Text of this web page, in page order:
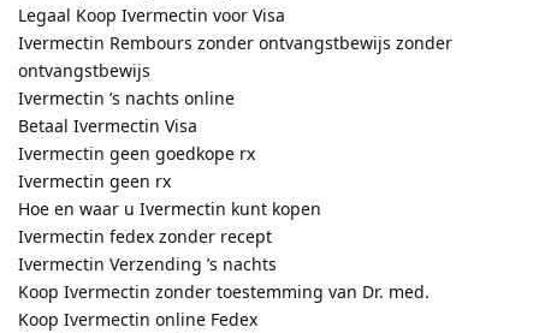
Legaal Koop Ivermectin voor Visa
Ivermectin Rembours zonder ontvangstbewijs zonder
ontvangstbewijs
Ivermectin ’s nachts online
Betaal Ivermectin Visa
Ivermectin geen goedkope rx
Ivermectin geen rx
Hoe en waar u Ivermectin kunt kopen
Ivermectin fedex zonder recept
Ivermectin Verzending ’s nachts
Koop Ivermectin zonder toestemming van Dr. med.
Koop Ivermectin online Fedex